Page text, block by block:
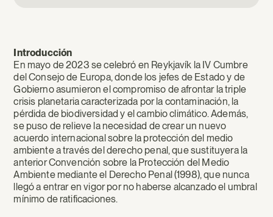
Introducción
En mayo de 2023 se celebró en Reykjavík la IV Cumbre
del Consejo de Europa, donde los jefes de Estado y de
Gobierno asumieron el compromiso de afrontar la triple
crisis planetaria caracterizada por la contaminación, la
pérdida de biodiversidad y el cambio climático. Además,
se puso de relieve la necesidad de crear un nuevo
acuerdo internacional sobre la protección del medio
ambiente a través del derecho penal, que sustituyera la
anterior Convención sobre la Protección del Medio
Ambiente mediante el Derecho Penal (1998), que nunca
llegó a entrar en vigor por no haberse alcanzado el umbral
mínimo de ratificaciones.